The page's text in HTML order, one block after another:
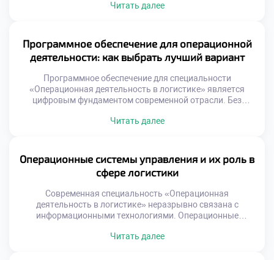
системах. Абстрактные данные превращаются в
Умение рисовать процессы равносильно умению
управлять ими эффективно. Многие студенты
недооценивают значимость графических методов
Читать далее
Программное обеспечение для операционной
деятельности: как выбрать лучший вариант
Программное обеспечение для специальности
«Операционная деятельность в логистике» является
цифровым фундаментом современной отрасли. Без
превращается в хаос. Выбор правильного инструмента
до начала практики. Теоретическое знание функций
программ недостаточно для реальной работы. Умение
анализировать потребности бизнеса отличает
профессионала от простого […]
Читать далее
Операционные системы управления и их роль в
сфере логистики
Современная специальность «Операционная
деятельность в логистике» неразрывно связана с
информационными технологиями. Операционные
любого предприятия сегодня. Без них эффективное
Читать далее